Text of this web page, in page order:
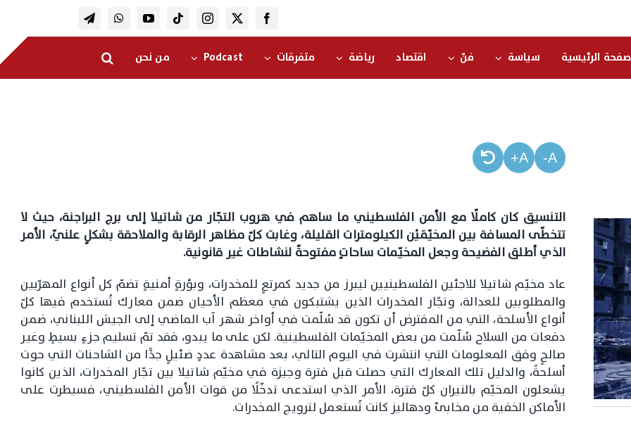
الرئيسية سياسة فنّ اقتصاد رياضة متفرقات Podcast من نحن
A-
A+
التنسيق كان كاملًا مع الأمن الفلسطيني ما ساهم في هروب التجّار من شاتيلا إلى برج البراجنة، حيث لا
تتخطّى المسافة بين المخيّمَيْن الكيلومترات القليلة، وغابت كلّ مظاهر الرقابة والملاحقة بشكلٍ علنيّ، الأمر
الذي أطلق الفضيحة وجعل المخيّمات ساحاتٍ مفتوحةً لنشاطات غير قانونية.
عاد مخيّم شاتيلا للاجئين الفلسطينيين ليبرز من جديد كمرتعٍ للمخدرات، وبؤرةٍ أمنيةٍ تضمّ كل أنواع المهرّبين
والمطلوبين للعدالة، وتجّار المخدرات الذين يشتبكون في معظم الأحيان ضمن معارك تُستخدم فيها كلّ
أنواع الأسلحة، التي من المفترض أن تكون قد سُلّمت في أواخر شهر آب الماضي إلى الجيش اللبناني، ضمن
دفعات من السلاح سُلّمت من بعض المخيّمات الفلسطينية. لكن على ما يبدو، فقد تمّ تسليم جزءٍ بسيطٍ وغير
صالحٍ وفق المعلومات التي انتشرت في اليوم التالي، بعد مشاهدة عددٍ ضئيلٍ جدًّا من الشاحنات التي حوت
أسلحةً، والدليل تلك المعارك التي حصلت قبل فترة وجيزة في مخيّم شاتيلا بين تجّار المخدرات، الذين كانوا
يشعلون المخيّم بالنيران كلّ فترة، الأمر الذي استدعى تدخّلًا من قوات الأمن الفلسطيني، فسيطرت على
الأماكن الخفية من مخابئ ودهاليز كانت تُستعمل لترويج المخدرات.